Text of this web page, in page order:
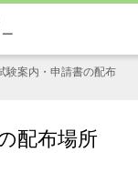
験案内・申請書の配布
配布場所